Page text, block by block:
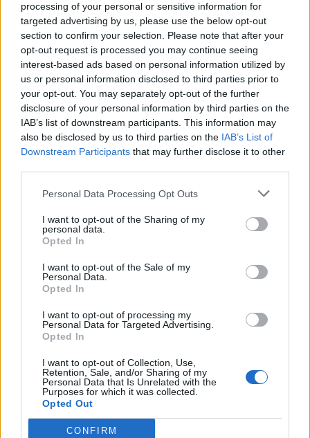
processing of your personal or sensitive information for
targeted advertising by us, please use the below opt-out
section to confirm your selection. Please note that after your
opt-out request is processed you may continue seeing
interest-based ads based on personal information utilized by
us or personal information disclosed to third parties prior to
your opt-out. You may separately opt-out of the further
disclosure of your personal information by third parties on the
IAB’s list of downstream participants. This information may
also be disclosed by us to third parties on the IAB’s List of
Downstream Participants that may further disclose it to other
Personal Data Processing Opt Outs
I want to opt-out of the Sharing of my
personal data.
Opted In
I want to opt-out of the Sale of my
Personal Data.
Opted In
I want to opt-out of processing my
Personal Data for Targeted Advertising.
Opted In
I want to opt-out of Collection, Use,
Retention, Sale, and/or Sharing of my
Personal Data that Is Unrelated with the
Purposes for which it was collected.
Opted Out
CONFIRM